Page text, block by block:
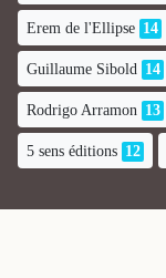
Erem de l'Ellipse 14
Guillaume Sibold 14
Rodrigo Arramon 13
5 sens éditions 12